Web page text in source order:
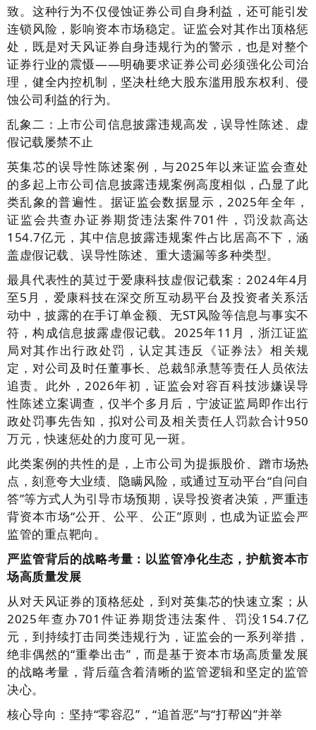
致。这种行为不仅侵蚀证券公司自身利益，还可能引发
连锁风险，影响资本市场稳定。证监会对其作出顶格惩
处，既是对天风证券自身违规行为的警示，也是对整个
证券行业的震慑——明确要求证券公司必须强化公司治
理，健全内控机制，坚决杜绝大股东滥用股东权利、侵
蚀公司利益的行为。
乱象二：上市公司信息披露违规高发，误导性陈述、虚
假记载屡禁不止
英集芯的误导性陈述案例，与2025年以来证监会查处
的多起上市公司信息披露违规案例高度相似，凸显了此
类乱象的普遍性。据证监会数据显示，2025年全年，
证监会共查办证券期货违法案件701件，罚没款高达
154.7亿元，其中信息披露违规案件占比居高不下，涵
盖虚假记载、误导性陈述、重大遗漏等多种类型。
最具代表性的莫过于爱康科技虚假记载案：2024年4月
至5月，爱康科技在深交所互动易平台及投资者关系活
动中，披露的在手订单金额、无ST风险等信息与事实不
符，构成信息披露虚假记载。2025年11月，浙江证监
局对其作出行政处罚，认定其违反《证券法》相关规
定，对公司及时任董事长、总裁邹承慧等责任人员依法
追责。此外，2026年初，证监会对容百科技涉嫌误导
性陈述立案调查，仅半个多月后，宁波证监局即作出行
政处罚事先告知，拟对公司及相关责任人罚款合计950
万元，快速惩处的力度可见一斑。
此类案例的共性的是，上市公司为提振股价、蹭市场热
点，刻意夸大业绩、隐瞒风险，或通过互动平台“自问自
答”等方式人为引导市场预期，误导投资者决策，严重违
背资本市场“公开、公平、公正”原则，也成为证监会严
监管的重点靶向。
严监管背后的战略考量：以监管净化生态，护航资本市
场高质量发展
从对天风证券的顶格惩处，到对英集芯的快速立案；从
2025年查办701件证券期货违法案件、罚没154.7亿
元，到持续打击同类违规行为，证监会的一系列举措，
绝非偶然的“重拳出击”，而是基于资本市场高质量发展
的战略考量，背后蕴含着清晰的监管逻辑和坚定的监管
决心。
核心导向：坚持“零容忍”，“追首恶”与“打帮凶”并举